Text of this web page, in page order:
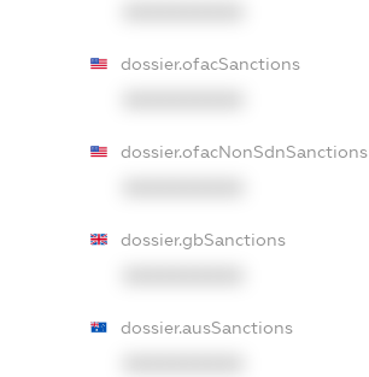
dossier.ofacSanctions
dossier.ofacNonSdnSanctions
dossier.gbSanctions
dossier.ausSanctions